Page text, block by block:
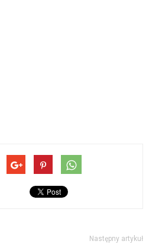
Następny artykuł